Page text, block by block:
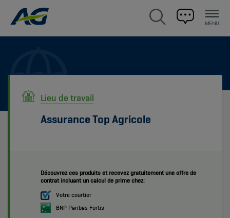
Lieu de travail
Assurance Top Agricole
Découvrez ces produits et recevez gratuitement une offre de
contrat incluant un calcul de prime chez:
Votre courtier
BNP Paribas Fortis